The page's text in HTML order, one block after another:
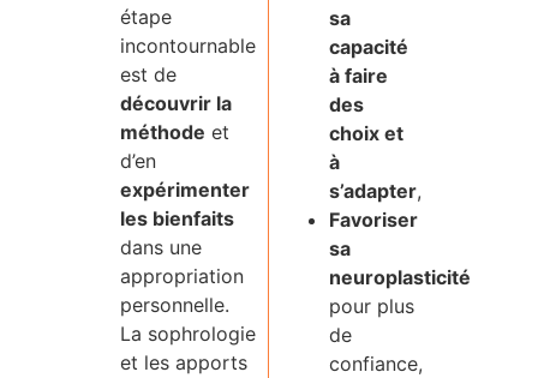
étape
incontournable
est de
découvrir la
méthode et
d’en
expérimenter
les bienfaits
dans une
appropriation
personnelle.
La sophrologie
et les apports
sa
capacité
à faire
des
choix et
à
s’adapter,
Favoriser
sa
neuroplasticité
pour plus
de
confiance,